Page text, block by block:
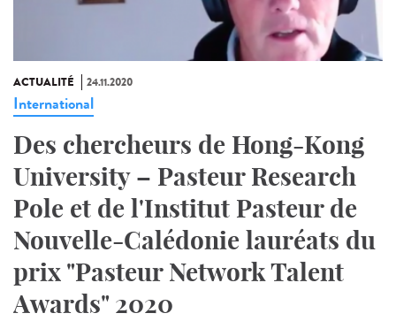
ACTUALITÉ 24.11.2020
International
Des chercheurs de Hong-Kong
University – Pasteur Research
Pole et de l'Institut Pasteur de
Nouvelle-Calédonie lauréats du
prix "Pasteur Network Talent
Awards" 2020